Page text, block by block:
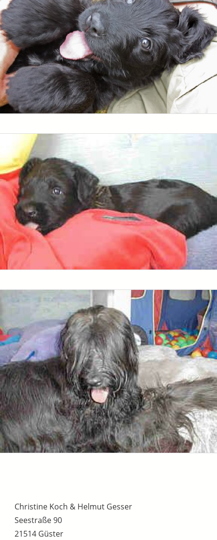
Christine Koch & Helmut Gesser
Seestraße 90
21514 Güster